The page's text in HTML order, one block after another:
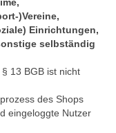
)Vereine,
Einrichtungen,
selbständig
13 BGB ist nicht
des Shops
eingeloggte Nutzer